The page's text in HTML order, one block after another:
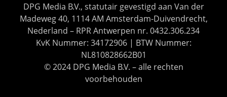
DPG Media B.V., statutair gevestigd aan Van der
Madeweg 40, 1114 AM Amsterdam-Duivendrecht,
Nederland – RPR Antwerpen nr. 0432.306.234
KvK Nummer: 34172906 | BTW Nummer:
NL810828662B01
© 2024 DPG Media B.V. – alle rechten
voorbehouden